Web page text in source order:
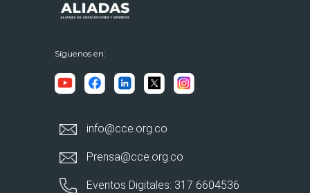
Síguenos en:
info@cce.org.co
Prensa@cce.org.co
Eventos Digitales: 317 6604536